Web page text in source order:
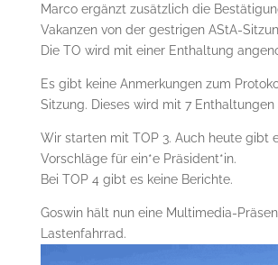
Marco ergänzt zusätzlich die
Vakanzen von der gestrigen AStA-
Die TO wird mit einer Enthaltung
Es gibt keine Anmerkungen zum
Sitzung. Dieses wird mit 7
Wir starten mit TOP 3. Auch heute gibt
Vorschläge für ein*e Präsident*in.
Bei TOP 4 gibt es keine Berichte.
Goswin hält nun eine Multimedia-
Lastenfahrrad.